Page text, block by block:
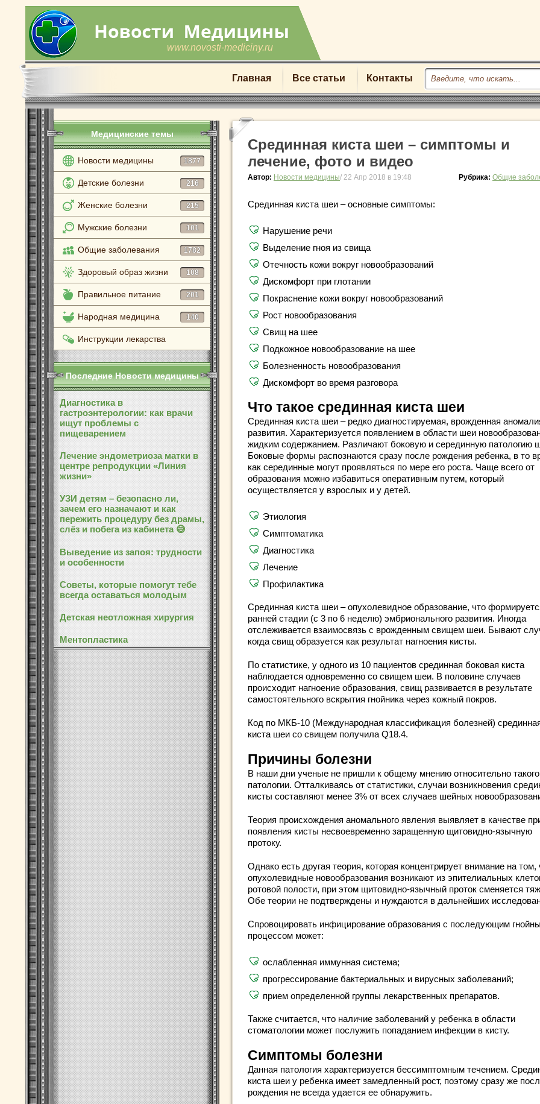
www.novosti-mediciny.ru
Главная Все статьи Контакты
Медицинские темы
Новости медицины 1877
Детские болезни 216
Женские болезни 215
Мужские болезни 101
Общие заболевания 1782
Здоровый образ жизни 108
Правильное питание 201
Народная медицина 140
Инструкции лекарства
Последние Новости медицины
Диагностика в
гастроэнтерологии: как врачи
ищут проблемы с
пищеварением
Лечение эндометриоза матки в
центре репродукции «Линия
жизни»
УЗИ детям – безопасно ли,
зачем его назначают и как
пережить процедуру без драмы,
слёз и побега из кабинета 😅
Выведение из запоя: трудности
и особенности
Советы, которые помогут тебе
всегда оставаться молодым
Детская неотложная хирургия
Ментопластика
Срединная киста шеи – симптомы и
лечение, фото и видео
Автор: Новости медицины/ 22 Апр 2018 в 19:48 Рубрика: Общие
Срединная киста шеи – основные симптомы:
Нарушение речи
Выделение гноя из свища
Отечность кожи вокруг новообразований
Дискомфорт при глотании
Покраснение кожи вокруг новообразований
Рост новообразования
Свищ на шее
Подкожное новообразование на шее
Болезненность новообразования
Дискомфорт во время разговора
Что такое срединная киста шеи
Срединная киста шеи – редко диагностируемая, врожденная
развития. Характеризуется появлением в области шеи
жидким содержанием. Различают боковую и серединную патологию
Боковые формы распознаются сразу после рождения ребенка, в то
как серединные могут проявляться по мере его роста. Чаще всего от
образования можно избавиться оперативным путем, который
осуществляется у взрослых и у детей.
Этиология
Симптоматика
Диагностика
Лечение
Профилактика
Срединная киста шеи – опухолевидное образование, что
ранней стадии (с 3 по 6 неделю) эмбрионального развития. Иногда
отслеживается взаимосвязь с врожденным свищем шеи. Бывают
когда свищ образуется как результат нагноения кисты.
По статистике, у одного из 10 пациентов срединная боковая киста
наблюдается одновременно со свищем шеи. В половине случаев
происходит нагноение образования, свищ развивается в результате
самостоятельного вскрытия гнойника через кожный покров.
Код по МКБ-10 (Международная классификация болезней)
киста шеи со свищем получила Q18.4.
Причины болезни
В наши дни ученые не пришли к общему мнению относительно
патологии. Отталкиваясь от статистики, случаи возникновения
кисты составляют менее 3% от всех случаев шейных
Теория происхождения аномального явления выявляет в качестве
появления кисты несвоевременно заращенную щитовидно-язычную
протоку.
Однако есть другая теория, которая концентрирует внимание на том,
опухолевидные новообразования возникают из эпителиальных
ротовой полости, при этом щитовидно-язычный проток сменяется
Обе теории не подтверждены и нуждаются в дальнейших
Спровоцировать инфицирование образования с последующим
процессом может:
ослабленная иммунная система;
прогрессирование бактериальных и вирусных заболеваний;
прием определенной группы лекарственных препаратов.
Также считается, что наличие заболеваний у ребенка в области
стоматологии может послужить попаданием инфекции в кисту.
Симптомы болезни
Данная патология характеризуется бессимптомным течением.
киста шеи у ребенка имеет замедленный рост, поэтому сразу же
рождения не всегда удается ее обнаружить.